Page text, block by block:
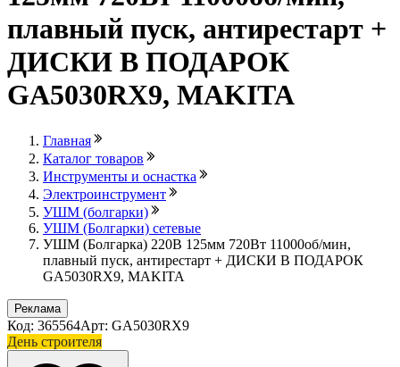
плавный пуск, антирестарт +
ДИСКИ В ПОДАРОК
GA5030RX9, MAKITA
Главная
Каталог товаров
Инструменты и оснастка
Электроинструмент
УШМ (болгарки)
УШМ (Болгарки) сетевые
УШМ (Болгарка) 220В 125мм 720Вт 11000об/мин,
плавный пуск, антирестарт + ДИСКИ В ПОДАРОК
GA5030RX9, MAKITA
Реклама
Код: 365564Арт: GA5030RX9
День строителя